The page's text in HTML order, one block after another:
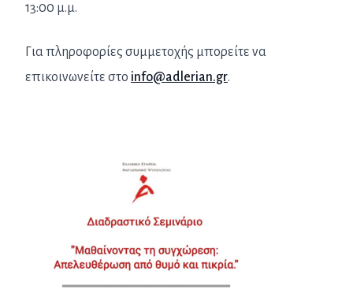
13:00 μ.μ.
Για πληροφορίες συμμετοχής μπορείτε να
επικοινωνείτε στο info@adlerian.gr.